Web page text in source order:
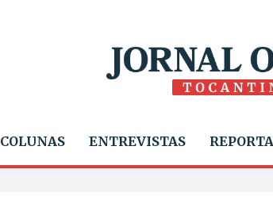
COLUNAS ENTREVISTAS